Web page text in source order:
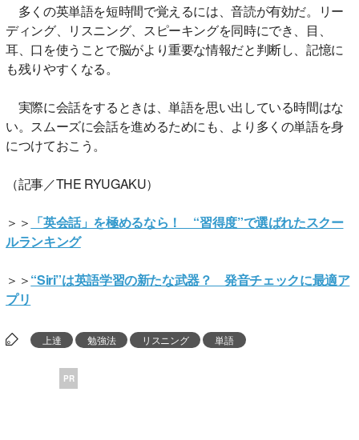
多くの英単語を短時間で覚えるには、音読が有効だ。リー
ディング、リスニング、スピーキングを同時にでき、目、
耳、口を使うことで脳がより重要な情報だと判断し、記憶に
も残りやすくなる。
実際に会話をするときは、単語を思い出している時間はな
い。スムーズに会話を進めるためにも、より多くの単語を身
につけておこう。
（記事／THE RYUGAKU）
＞＞ 「英会話」を極めるなら！ “習得度”で選ばれたスクー
ルランキング
＞＞“Siri”は英語学習の新たな武器？ 発音チェックに最適ア
プリ
上達 勉強法 リスニング 単語
PR